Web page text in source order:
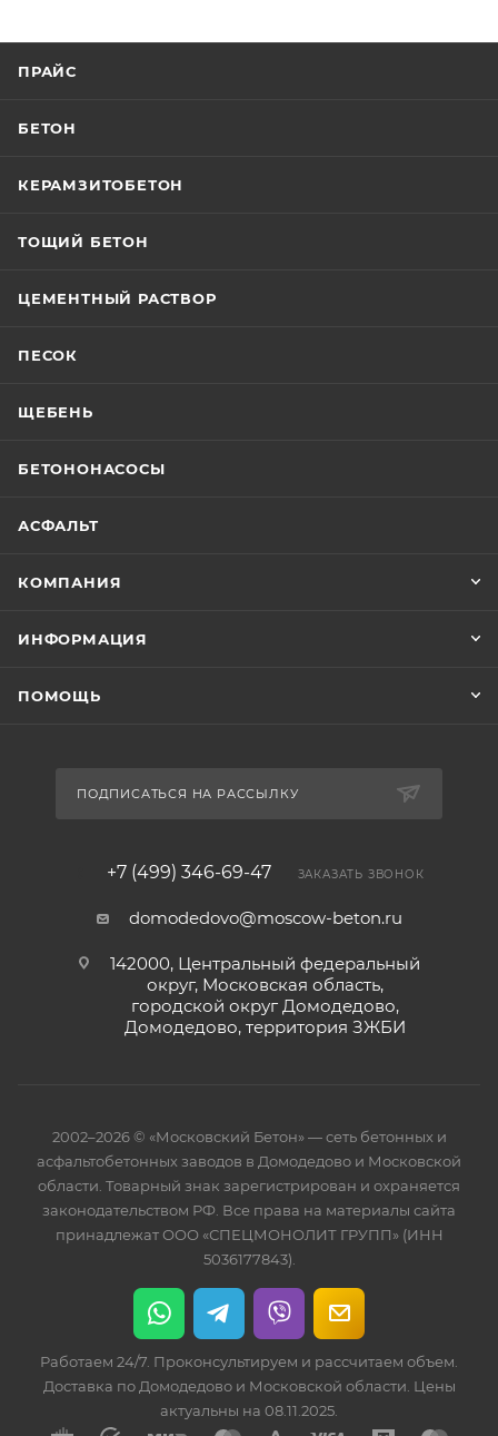
ПРАЙС
БЕТОН
КЕРАМЗИТОБЕТОН
ТОЩИЙ БЕТОН
ЦЕМЕНТНЫЙ РАСТВОР
ПЕСОК
ЩЕБЕНЬ
БЕТОНОНАСОСЫ
АСФАЛЬТ
КОМПАНИЯ
ИНФОРМАЦИЯ
ПОМОЩЬ
ПОДПИСАТЬСЯ НА РАССЫЛКУ
+7 (499) 346-69-47 ЗАКАЗАТЬ ЗВОНОК
domodedovo@moscow-beton.ru
142000, Центральный федеральный
округ, Московская область,
городской округ Домодедово,
Домодедово, территория ЗЖБИ
2002–2026 © «Московский Бетон» — сеть бетонных и
асфальтобетонных заводов в Домодедово и Московской
области. Товарный знак зарегистрирован и охраняется
законодательством РФ. Все права на материалы сайта
принадлежат ООО «СПЕЦМОНОЛИТ ГРУПП» (ИНН
5036177843).
Работаем 24/7. Проконсультируем и рассчитаем объем.
Доставка по Домодедово и Московской области. Цены
актуальны на 08.11.2025.